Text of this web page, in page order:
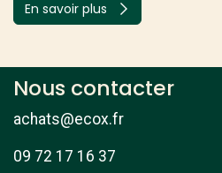
En savoir plus
Nous contacter
achats@ecox.fr
09 72 17 16 37